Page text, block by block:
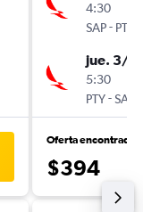
4:30
SAP- PTY
jue. 3/9
5:30
PTY-SAP
Oferta encontrada
$394